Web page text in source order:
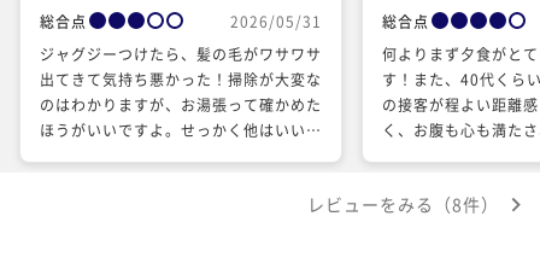
総合点
2026/05/31
ジャグジーつけたら、髪の毛がワサワサ
出てきて気持ち悪かった！掃除が大変な
のはわかりますが、お湯張って確かめた
ほうがいいですよ。せっかく他はいいの
総合点
何よりまず夕食がと
す！また、40代くら
の接客が程よい距離
く、お腹も心も満た
所で用いられている
レビューをみる（8件）